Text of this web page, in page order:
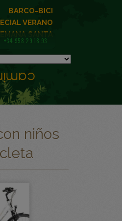
BARCO-BICI
VERANO
SANTA
+34 958 29 18 93
niños